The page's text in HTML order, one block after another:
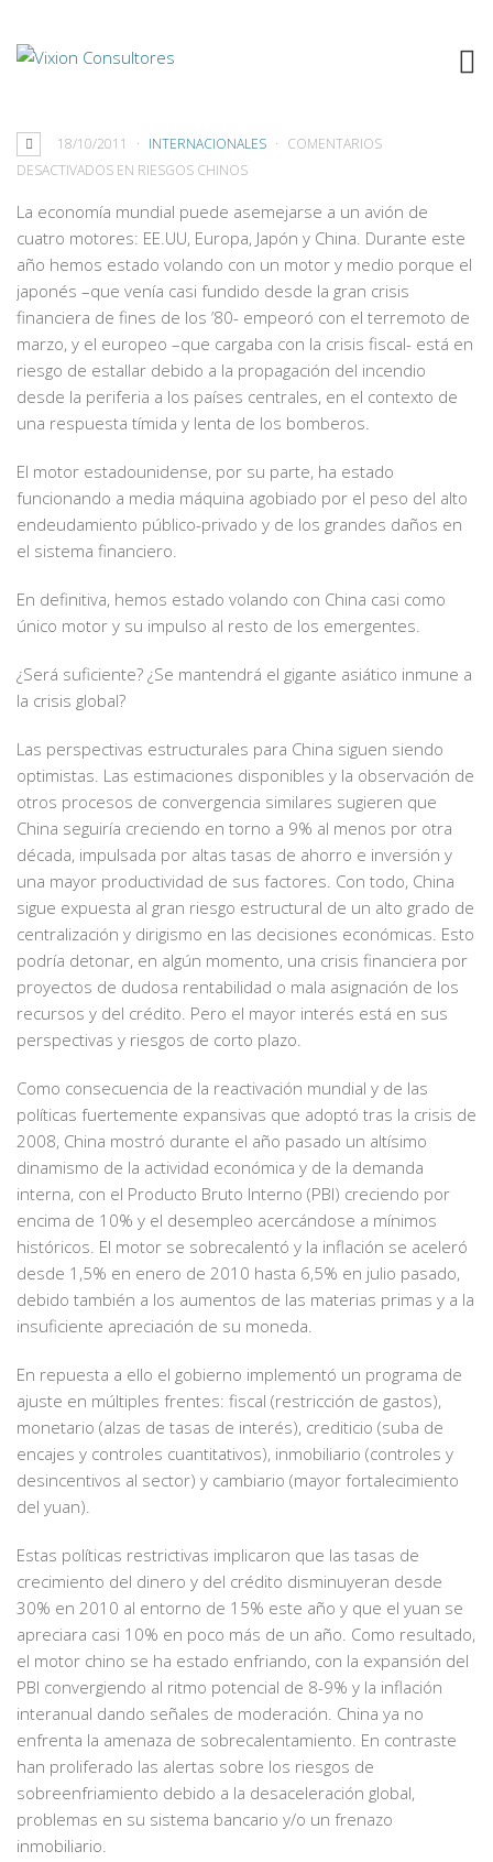
18/10/2011 INTERNACIONALES
COMENTARIOS
DESACTIVADOS EN RIESGOS CHINOS
La economía mundial puede asemejarse a un avión de
cuatro motores: EE.UU, Europa, Japón y China. Durante este
año hemos estado volando con un motor y medio porque el
japonés –que venía casi fundido desde la gran crisis
financiera de fines de los ’80- empeoró con el terremoto de
marzo, y el europeo –que cargaba con la crisis fiscal- está en
riesgo de estallar debido a la propagación del incendio
desde la periferia a los países centrales, en el contexto de
una respuesta tímida y lenta de los bomberos.
El motor estadounidense, por su parte, ha estado
funcionando a media máquina agobiado por el peso del alto
endeudamiento público-privado y de los grandes daños en
el sistema financiero.
En definitiva, hemos estado volando con China casi como
único motor y su impulso al resto de los emergentes.
¿Será suficiente? ¿Se mantendrá el gigante asiático inmune a
la crisis global?
Las perspectivas estructurales para China siguen siendo
optimistas. Las estimaciones disponibles y la observación de
otros procesos de convergencia similares sugieren que
China seguiría creciendo en torno a 9% al menos por otra
década, impulsada por altas tasas de ahorro e inversión y
una mayor productividad de sus factores. Con todo, China
sigue expuesta al gran riesgo estructural de un alto grado de
centralización y dirigismo en las decisiones económicas. Esto
podría detonar, en algún momento, una crisis financiera por
proyectos de dudosa rentabilidad o mala asignación de los
recursos y del crédito. Pero el mayor interés está en sus
perspectivas y riesgos de corto plazo.
Como consecuencia de la reactivación mundial y de las
políticas fuertemente expansivas que adoptó tras la crisis de
2008, China mostró durante el año pasado un altísimo
dinamismo de la actividad económica y de la demanda
interna, con el Producto Bruto Interno (PBI) creciendo por
encima de 10% y el desempleo acercándose a mínimos
históricos. El motor se sobrecalentó y la inflación se aceleró
desde 1,5% en enero de 2010 hasta 6,5% en julio pasado,
debido también a los aumentos de las materias primas y a la
insuficiente apreciación de su moneda.
En repuesta a ello el gobierno implementó un programa de
ajuste en múltiples frentes: fiscal (restricción de gastos),
monetario (alzas de tasas de interés), crediticio (suba de
encajes y controles cuantitativos), inmobiliario (controles y
desincentivos al sector) y cambiario (mayor fortalecimiento
del yuan).
Estas políticas restrictivas implicaron que las tasas de
crecimiento del dinero y del crédito disminuyeran desde
30% en 2010 al entorno de 15% este año y que el yuan se
apreciara casi 10% en poco más de un año. Como resultado,
el motor chino se ha estado enfriando, con la expansión del
PBI convergiendo al ritmo potencial de 8-9% y la inflación
interanual dando señales de moderación. China ya no
enfrenta la amenaza de sobrecalentamiento. En contraste
han proliferado las alertas sobre los riesgos de
sobreenfriamiento debido a la desaceleración global,
problemas en su sistema bancario y/o un frenazo
inmobiliario.